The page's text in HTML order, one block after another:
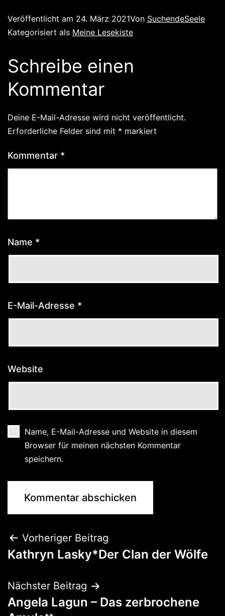
Veröffentlicht am 24. März 2021Von SuchendeSeele
Kategorisiert als Meine Lesekiste
Schreibe einen
Kommentar
Deine E-Mail-Adresse wird nicht veröffentlicht.
Erforderliche Felder sind mit * markiert
Kommentar *
Name *
E-Mail-Adresse *
Website
Name, E-Mail-Adresse und Website in diesem
Browser für meinen nächsten Kommentar
speichern.
Vorheriger Beitrag
Kathryn Lasky*Der Clan der Wölfe
Nächster Beitrag
Angela Lagun – Das zerbrochene